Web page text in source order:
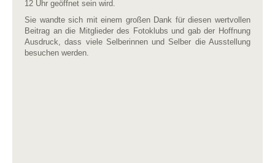
12 Uhr geöffnet sein wird.
Sie wandte sich mit einem großen Dank für diesen wertvollen
Beitrag an die Mitglieder des Fotoklubs und gab der Hoffnung
Ausdruck, dass viele Selberinnen und Selber die Ausstellung
besuchen werden.